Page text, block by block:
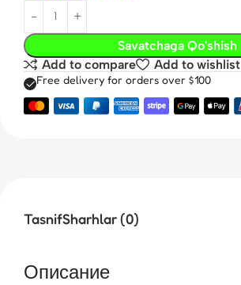
Savatchaga Qo'shish
Add to compare
Add to wishlist
Free delivery for orders over $100
TasnifSharhlar (0)
Описание